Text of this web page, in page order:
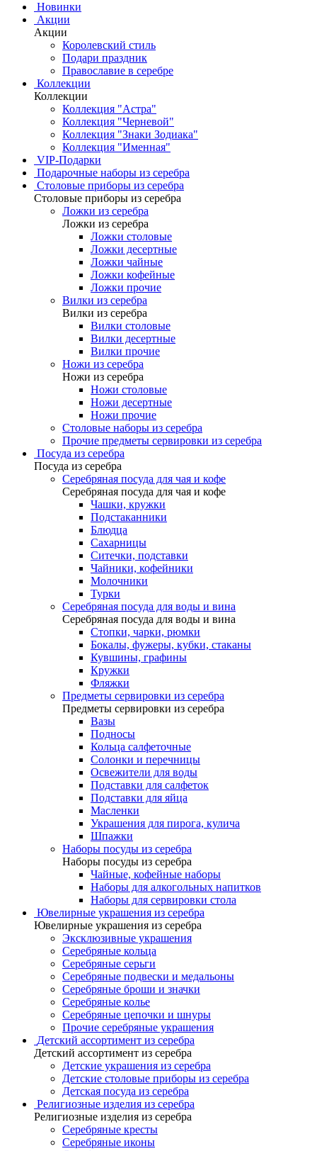
Новинки
Акции
Акции
Королевский стиль
Подари праздник
Православие в серебре
Коллекции
Коллекции
Коллекция "Астра"
Коллекция "Черневой"
Коллекция "Знаки Зодиака"
Коллекция "Именная"
VIP-Подарки
Подарочные наборы из серебра
Столовые приборы из серебра
Столовые приборы из серебра
Ложки из серебра
Ложки из серебра
Ложки столовые
Ложки десертные
Ложки чайные
Ложки кофейные
Ложки прочие
Вилки из серебра
Вилки из серебра
Вилки столовые
Вилки десертные
Вилки прочие
Ножи из серебра
Ножи из серебра
Ножи столовые
Ножи десертные
Ножи прочие
Столовые наборы из серебра
Прочие предметы сервировки из серебра
Посуда из серебра
Посуда из серебра
Серебряная посуда для чая и кофе
Серебряная посуда для чая и кофе
Чашки, кружки
Подстаканники
Блюдца
Сахарницы
Ситечки, подставки
Чайники, кофейники
Молочники
Турки
Серебряная посуда для воды и вина
Серебряная посуда для воды и вина
Стопки, чарки, рюмки
Бокалы, фужеры, кубки, стаканы
Кувшины, графины
Кружки
Фляжки
Предметы сервировки из серебра
Предметы сервировки из серебра
Вазы
Подносы
Кольца салфеточные
Солонки и перечницы
Освежители для воды
Подставки для салфеток
Подставки для яйца
Масленки
Украшения для пирога, кулича
Шпажки
Наборы посуды из серебра
Наборы посуды из серебра
Чайные, кофейные наборы
Наборы для алкогольных напитков
Наборы для сервировки стола
Ювелирные украшения из серебра
Ювелирные украшения из серебра
Эксклюзивные украшения
Серебряные кольца
Серебряные серьги
Серебряные подвески и медальоны
Серебряные броши и значки
Серебряные колье
Серебряные цепочки и шнуры
Прочие серебряные украшения
Детский ассортимент из серебра
Детский ассортимент из серебра
Детские украшения из серебра
Детские столовые приборы из серебра
Детская посуда из серебра
Религиозные изделия из серебра
Религиозные изделия из серебра
Серебряные кресты
Серебряные иконы